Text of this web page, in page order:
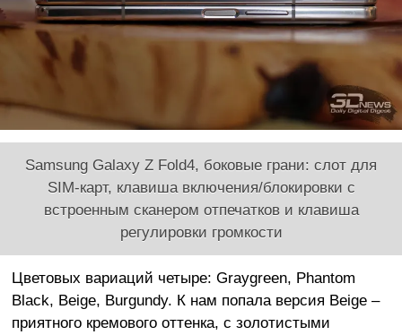
Samsung Galaxy Z Fold4, боковые грани: слот для
SIM-карт, клавиша включения/блокировки с
встроенным сканером отпечатков и клавиша
регулировки громкости
Цветовых вариаций четыре: Graygreen, Phantom
Black, Beige, Burgundy. К нам попала версия Beige –
приятного кремового оттенка, с золотистыми